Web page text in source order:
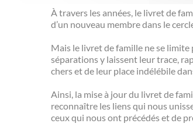
À travers les années, le livret de
d’un nouveau membre dans le
Mais le livret de famille ne se limite
séparations y laissent leur trace,
chers et de leur place indélébile
Ainsi, la mise à jour du livret de
reconnaître les liens qui nous
ceux qui nous ont précédés et de